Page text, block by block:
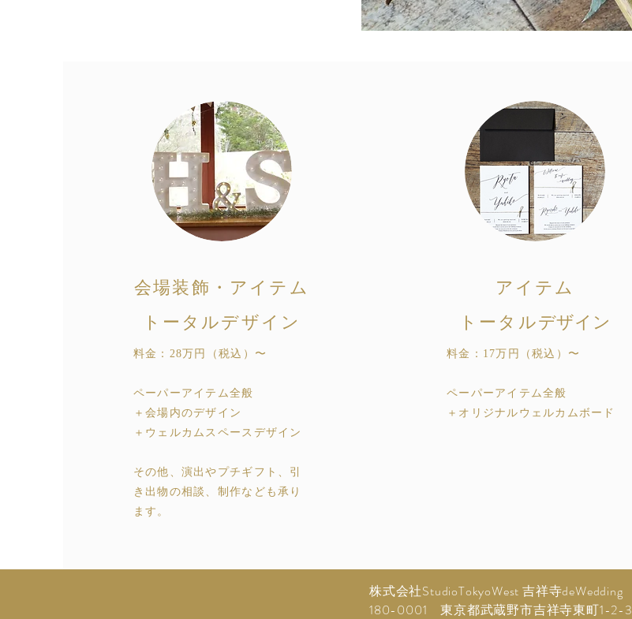
​会場装飾・アイテム
トータルデザイン
料金：28万円 （税込） 〜
ペーパーアイテム全般
＋会場内のデザイン
＋ウェルカムスペースデザイン
​その他、演出やプチギフト、引
き出物の相談、制作なども承り
ます。
アイテム
​トータルデザイン
料金：17万円 （税込） 〜
ペーパーアイテム全般
​＋オリジナルウェルカムボード
株式会社StudioTokyoWest​ 吉祥寺deWedding
180-0001 東京都武蔵野市吉祥寺東町1-2-3